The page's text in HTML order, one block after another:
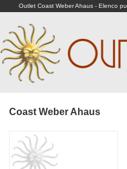
Outlet Coast Weber Ahaus - Elenco
Coast Weber Ahaus